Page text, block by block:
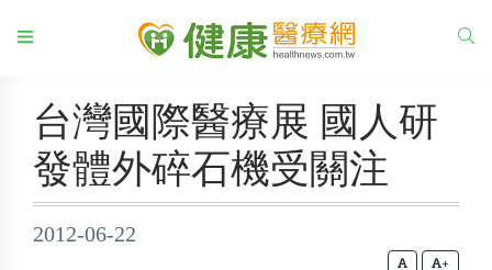
台灣國際醫療展 國人研
發體外碎石機受關注
2012-06-22
+